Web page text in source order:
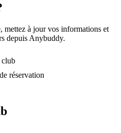
mettez à jour vos informations et
depuis Anybuddy.
club
réservation